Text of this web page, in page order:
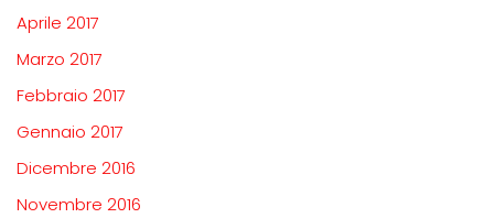
Aprile 2017
Marzo 2017
Febbraio 2017
Gennaio 2017
Dicembre 2016
Novembre 2016